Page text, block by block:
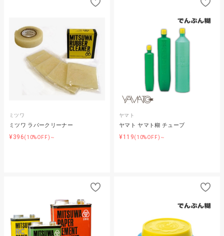
ミツワ
ミツワ ラバークリーナー
¥396(10%OFF)～
ヤマト
ヤマト ヤマト糊 チューブ
¥119(10%OFF)～